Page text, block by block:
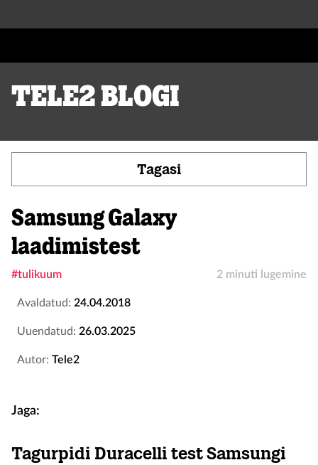
Tele2 blogi
Tagasi
Samsung Galaxy
laadimistest
#tulikuum 2 minuti lugemine
Avaldatud: 24.04.2018
Uuendatud: 26.03.2025
Autor: Tele2
Jaga:
Tagurpidi Duracelli test Samsungi